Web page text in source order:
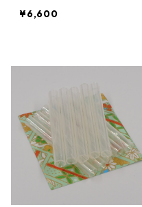
¥6,600